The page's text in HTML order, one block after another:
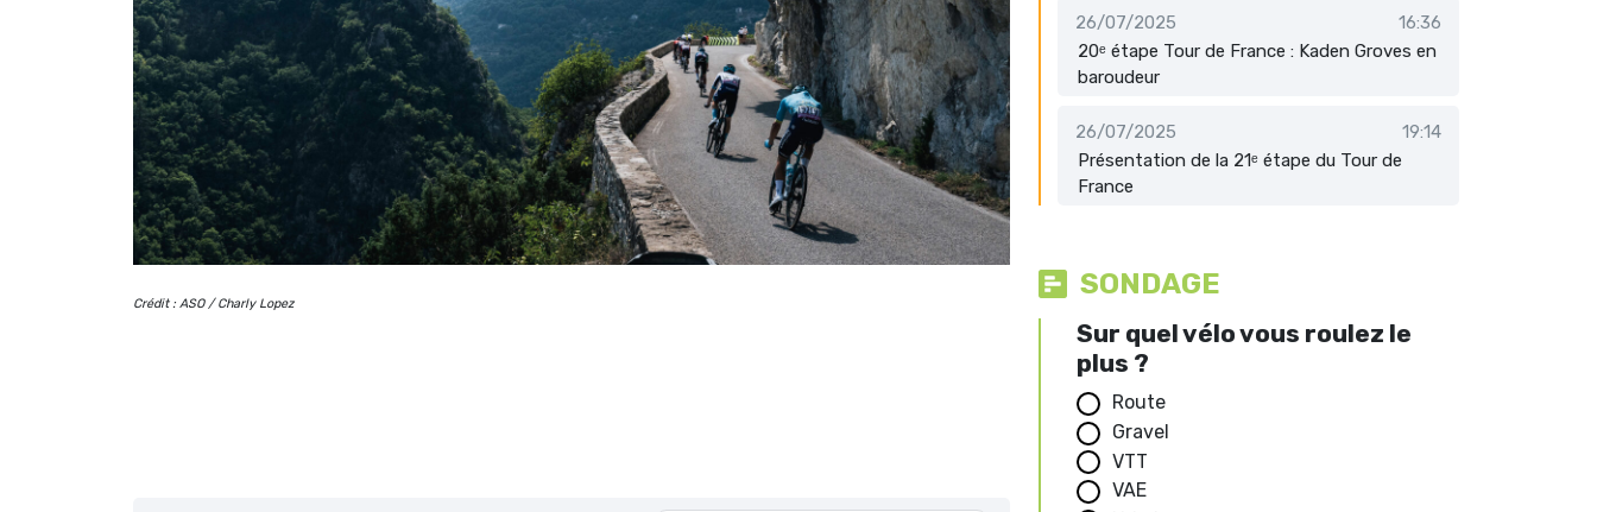
Crédit : ASO / Charly Lopez
26/07/2025
16:36
20ᵉ étape Tour de France : Kaden Groves en
baroudeur
26/07/2025
19:14
Présentation de la 21ᵉ étape du Tour de
France
SONDAGE
Sur quel vélo vous roulez le
plus ?
Route
Gravel
VTT
VAE